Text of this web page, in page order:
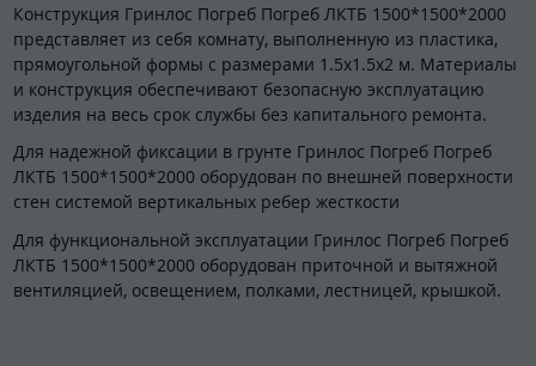
Конструкция Гринлос Погреб Погреб ЛКТБ 1500*1500*2000
представляет из себя комнату, выполненную из пластика,
прямоугольной формы с размерами 1.5х1.5х2 м. Материалы
и конструкция обеспечивают безопасную эксплуатацию
изделия на весь срок службы без капитального ремонта.
Для надежной фиксации в грунте Гринлос Погреб Погреб
ЛКТБ 1500*1500*2000 оборудован по внешней поверхности
стен системой вертикальных ребер жесткости
Для функциональной эксплуатации Гринлос Погреб Погреб
ЛКТБ 1500*1500*2000 оборудован приточной и вытяжной
вентиляцией, освещением, полками, лестницей, крышкой.